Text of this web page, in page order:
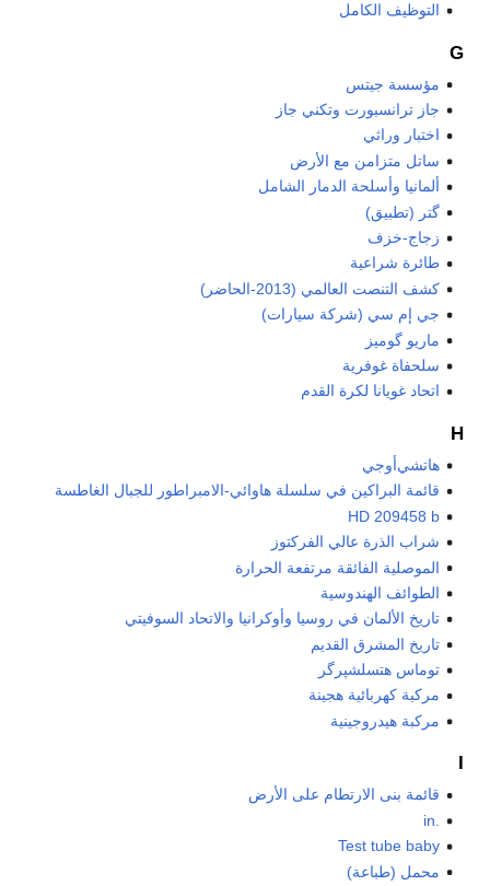
التوظيف الكامل
G
مؤسسة جيتس
جاز ترانسبورت وتكني جاز
اختبار وراثي
ساتل متزامن مع الأرض
ألمانيا وأسلحة الدمار الشامل
گتر (تطبيق)
زجاج-خزف
طائرة شراعية
كشف التنصت العالمي (2013-الحاضر)
جي إم سي (شركة سيارات)
ماريو گوميز
سلحفاة غوفرية
اتحاد غويانا لكرة القدم
H
هاتشي‌أوجي
قائمة البراكين في سلسلة هاوائي-الامبراطور للجبال الغاطسة
HD 209458 b
شراب الذرة عالي الفركتوز
الموصلية الفائقة مرتفعة الحرارة
الطوائف الهندوسية
تاريخ الألمان في روسيا وأوكرانيا والاتحاد السوفيتي
تاريخ المشرق القديم
توماس هتسلشپرگر
مركبة كهربائية هجينة
مركبة هيدروجينية
قائمة بنى الارتطام على الأرض
Test tube baby
محمل (طباعة)